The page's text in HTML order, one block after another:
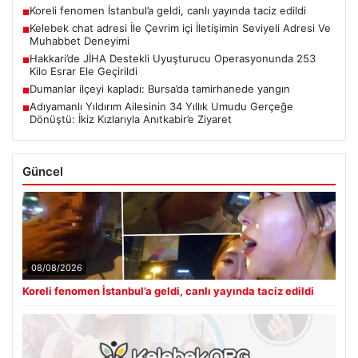
■Koreli fenomen İstanbul’a geldi, canlı yayında taciz edildi
■Kelebek chat adresi İle Çevrim içi İletişimin Seviyeli Adresi Ve
Muhabbet Deneyimi
■Hakkari’de JİHA Destekli Uyuşturucu Operasyonunda 253
Kilo Esrar Ele Geçirildi
■Dumanlar ilçeyi kapladı: Bursa’da tamirhanede yangın
■Adıyamanlı Yıldırım Ailesinin 34 Yıllık Umudu Gerçeğe
Dönüştü: İkiz Kızlarıyla Anıtkabir’e Ziyaret
Güncel
08/08/2026
Koreli fenomen İstanbul’a geldi, canlı yayında taciz edildi